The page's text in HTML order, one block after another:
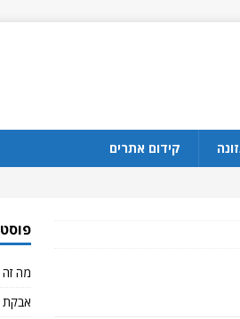
קידום אתרים
מה זה CBD?
אבקת